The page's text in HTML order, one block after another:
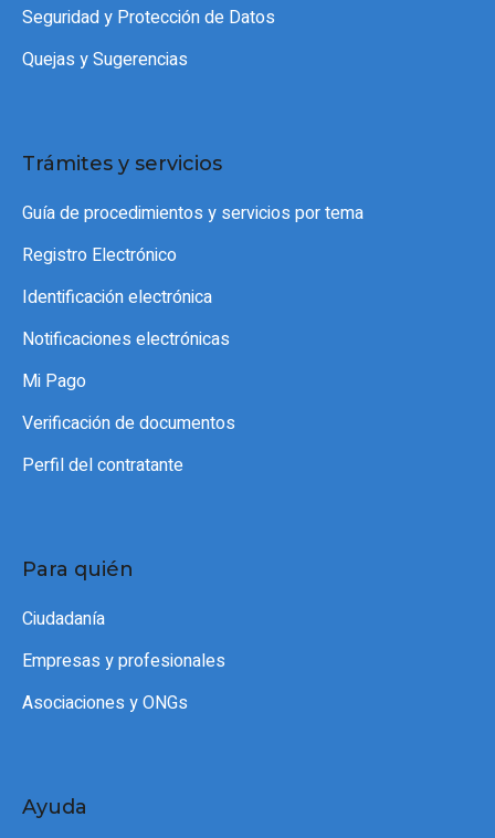
Seguridad y Protección de Datos
Quejas y Sugerencias
Trámites y servicios
Guía de procedimientos y servicios por tema
Registro Electrónico
Identificación electrónica
Notificaciones electrónicas
Mi Pago
Verificación de documentos
Perfil del contratante
Para quién
Ciudadanía
Empresas y profesionales
Asociaciones y ONGs
Ayuda